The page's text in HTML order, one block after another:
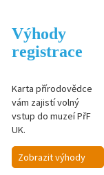
Výhody
registrace
Karta přírodovědce
vám zajistí volný
vstup do muzeí PřF
UK.
Zobrazit výhody